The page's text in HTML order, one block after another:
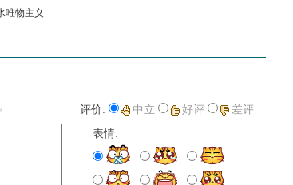
唯物主义
评价: 中立 好评
差评
表情: